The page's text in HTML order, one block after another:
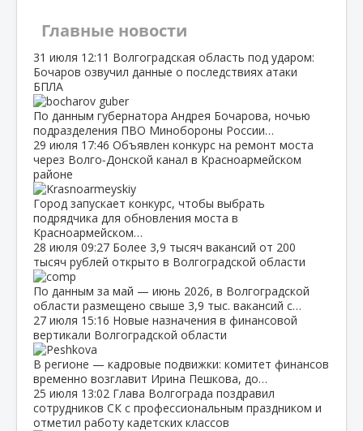
Главные новости
31 июля 12:11 Волгоградская область под ударом:
Бочаров озвучил данные о последствиях атаки
БПЛА
По данным губернатора Андрея Бочарова, ночью
подразделения ПВО Минобороны России…
29 июля 17:46 Объявлен конкурс на ремонт моста
через Волго‑Донской канал в Красноармейском
районе
Город запускает конкурс, чтобы выбрать
подрядчика для обновления моста в
Красноармейском…
28 июля 09:27 Более 3,9 тысяч вакансий от 200
тысяч рублей открыто в Волгоградской области
По данным за май — июнь 2026, в Волгоградской
области размещено свыше 3,9 тыс. вакансий с…
27 июля 15:16 Новые назначения в финансовой
вертикали Волгоградской области
В регионе — кадровые подвижки: комитет финансов
временно возглавит Ирина Пешкова, до…
25 июля 13:02 Глава Волгограда поздравил
сотрудников СК с профессиональным праздником и
отметил работу кадетских классов